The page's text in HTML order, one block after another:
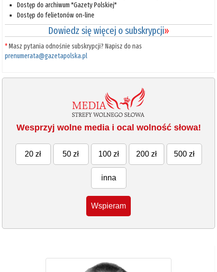
Dostęp do archiwum "Gazety Polskiej"
Dostęp do felietonów on-line
Dowiedz się więcej o subskrypcji»
*Masz pytania odnośnie subskrypcji? Napisz do nas
prenumerata@gazetapolska.pl
Wesprzyj wolne media i ocal wolność słowa!
20 zł 50 zł 100 zł 200 zł 500 zł
inna
Wspieram